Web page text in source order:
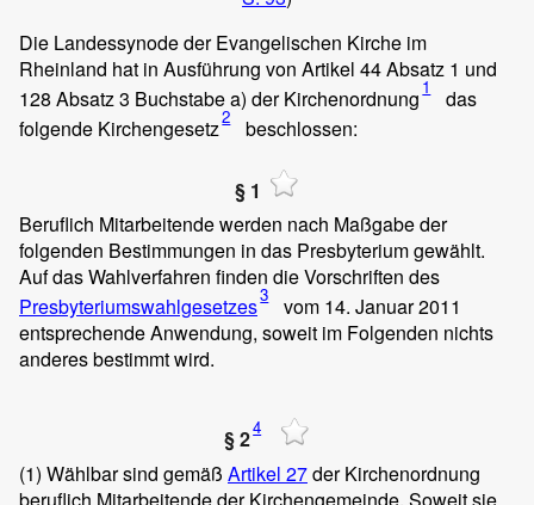
Die Landessynode der Evangelischen Kirche im
Rheinland hat in Ausführung von Artikel 44 Absatz 1 und
128 Absatz 3 Buchstabe a) der Kirchenordnung 1
das
folgende Kirchengesetz2 beschlossen:
§ 1
Beruflich Mitarbeitende werden nach Maßgabe der
folgenden Bestimmungen in das Presbyterium gewählt.
Auf das Wahlverfahren finden die Vorschriften des
Presbyteriumswahlgesetzes3
vom 14. Januar 2011
entsprechende Anwendung, soweit im Folgenden nichts
anderes bestimmt wird.
§ 24
(1) Wählbar sind gemäß Artikel 27der Kirchenordnung
beruflich Mitarbeitende der Kirchengemeinde. Soweit sie